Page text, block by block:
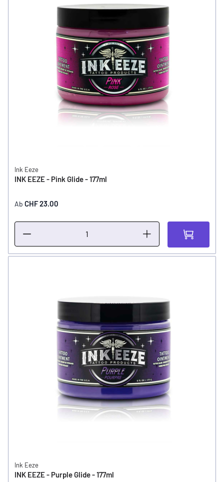
Ink Eeze
INK EEZE - Pink Glide - 177ml
Ab CHF 23.00
Ink Eeze
INK EEZE - Purple Glide - 177ml